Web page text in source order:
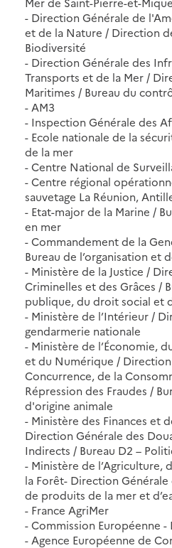
- Direction Générale de
et de la Nature / Direction
Biodiversité
- Direction Générale des
Transports et de la Mer /
Maritimes / Bureau du
- AM3
- Inspection Générale des
- Ecole nationale de la
de la mer
- Centre National de
- Centre régional
sauvetage La Réunion,
- Etat-major de la Marine /
en mer
- Commandement de la
Bureau de l’organisation et
- Ministère de la Justice /
Criminelles et des Grâces /
publique, du droit social et
- Ministère de l’Intérieur /
gendarmerie nationale
- Ministère de l’Économie,
et du Numérique /
Concurrence, de la
Répression des Fraudes /
d'origine animale
- Ministère des Finances et
Direction Générale des
Indirects / Bureau D2 –
- Ministère de l’Agriculture,
la Forêt- Direction
de produits de la mer et
- France AgriMer
- Commission Européenne -
- Agence Européenne de